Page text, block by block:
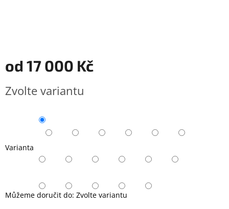
od 17 000 Kč
cena:
Zvolte variantu
Varianta
Můžeme doručit do: Zvolte variantu